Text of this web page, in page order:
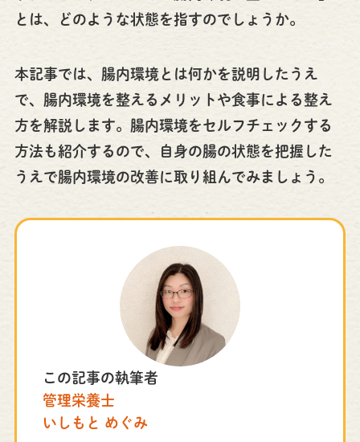
とは、どのような状態を指すのでしょうか。
本記事では、腸内環境とは何かを説明したうえ
で、腸内環境を整えるメリットや食事による整え
方を解説します。腸内環境をセルフチェックする
方法も紹介するので、自身の腸の状態を把握した
うえで腸内環境の改善に取り組んでみましょう。
この記事の執筆者
管理栄養士
いしもと めぐみ